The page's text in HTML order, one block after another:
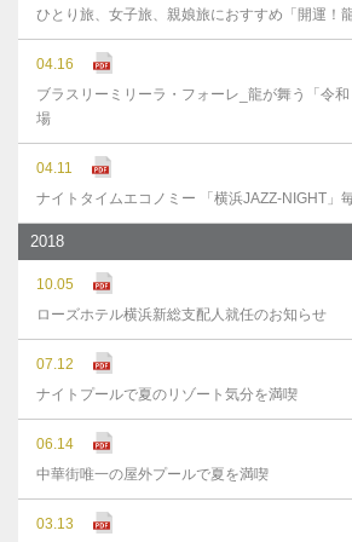
ひとり旅、女子旅、親娘旅におすすめ「開運！
04.16
ブラスリーミリーラ・フォーレ_龍が舞う「令
場
04.11
ナイトタイムエコノミー 「横浜JAZZ-NIGHT」
2018
10.05
ローズホテル横浜新総支配人就任のお知らせ
07.12
ナイトプールで夏のリゾート気分を満喫
06.14
中華街唯一の屋外プールで夏を満喫
03.13